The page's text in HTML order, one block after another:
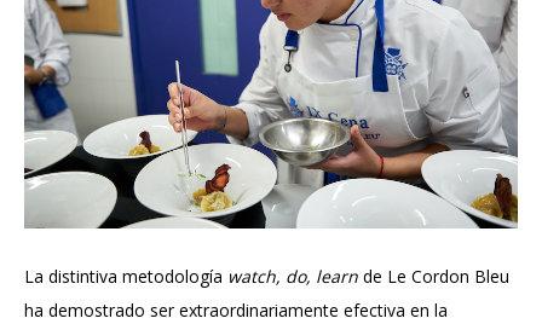
La distintiva metodología watch, do, learn de Le Cordon Bleu
ha demostrado ser extraordinariamente efectiva en la